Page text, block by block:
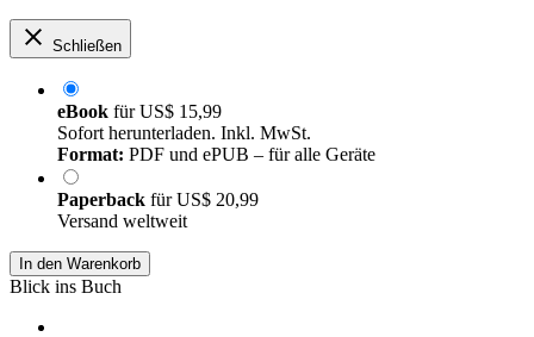
Schließen
eBook fürUS$ 15,99
Sofort herunterladen. Inkl. MwSt.
Format: PDF und ePUB – für alle Geräte
Paperback fürUS$ 20,99
Versand weltweit
In den Warenkorb
Blick ins Buch